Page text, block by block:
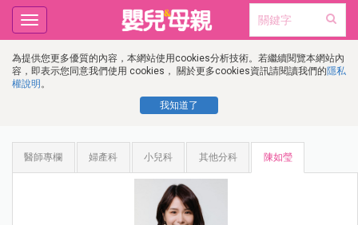
為提供您更多優質的內容，本網站使用cookies分析技術。若繼續閱覽本網站內
容，即表示您同意我們使用 cookies， 關於更多cookies資訊請閱讀我們的隱私
權說明 。
我知道了
Toggle
navigation
醫師專欄 婦產科 小兒科 其他分科 陳如瑩